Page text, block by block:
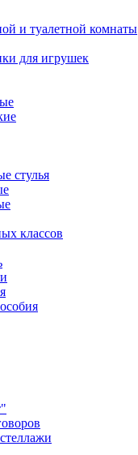
и туалетной комнаты
для игрушек
стулья
классов